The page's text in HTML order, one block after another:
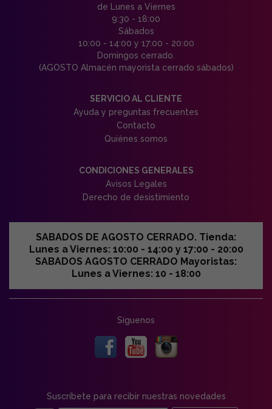
de Lunes a Viernes
9:30 - 18:00
Sábados
10:00 - 14:00 y 17:00 - 20:00
Domingos cerrado.
(AGOSTO Almacén mayorista cerrado sábados)
SERVICIO AL CLIENTE
Ayuda y preguntas frecuentes
Contacto
Quiénes somos
CONDICIONES GENERALES
Avisos Legales
Derecho de desistimiento
SABADOS DE AGOSTO CERRADO. Tienda:
Lunes a Viernes: 10:00 - 14:00 y 17:00 - 20:00
SABADOS AGOSTO CERRADO Mayoristas:
Lunes a Viernes: 10 - 18:00
Síguenos
Suscríbete para recibir nuestras novedades